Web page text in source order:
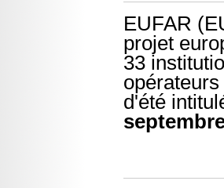
EUFAR
projet
33
d'été